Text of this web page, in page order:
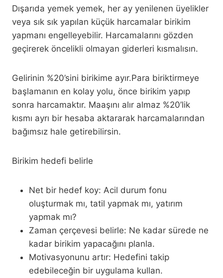
Dışarıda yemek yemek, her ay yenilenen üyelikler
veya sık sık yapılan küçük harcamalar birikim
yapmanı engelleyebilir. Harcamalarını gözden
geçirerek öncelikli olmayan giderleri kısmalısın.
Gelirinin %20’sini birikime ayır.Para biriktirmeye
başlamanın en kolay yolu, önce birikim yapıp
sonra harcamaktır. Maaşını alır almaz %20’lik
kısmı ayrı bir hesaba aktararak harcamalarından
bağımsız hale getirebilirsin.
Birikim hedefi belirle
Net bir hedef koy: Acil durum fonu
oluşturmak mı, tatil yapmak mı, yatırım
yapmak mı?
Zaman çerçevesi belirle: Ne kadar sürede ne
kadar birikim yapacağını planla.
Motivasyonunu artır: Hedefini takip
edebileceğin bir uygulama kullan.